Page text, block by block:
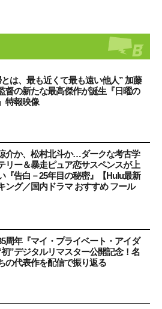
とは、最も近くて最も遠い他人” 加藤
督の新たな最高傑作が誕生『日曜の
特報映像
介か、松村北斗か…ダークな考古学
リー＆暴走ピュア恋サスペンスが上
『告白－25年目の秘密』【Hulu最新
ング／国内ドラマ おすすめ フール
周年『マイ・プライベート・アイダ
”デジタルリマスター公開記念！名
の代表作を配信で振り返る